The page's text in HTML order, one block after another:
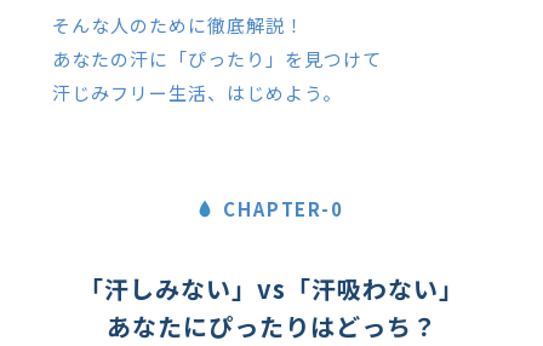
そんな人のために徹底解説！
あなたの汗に「ぴったり」を見つけて
汗じみフリー生活、はじめよう。
CHAPTER-0
「汗しみない」vs「汗吸わない」
あなたにぴったりはどっち？